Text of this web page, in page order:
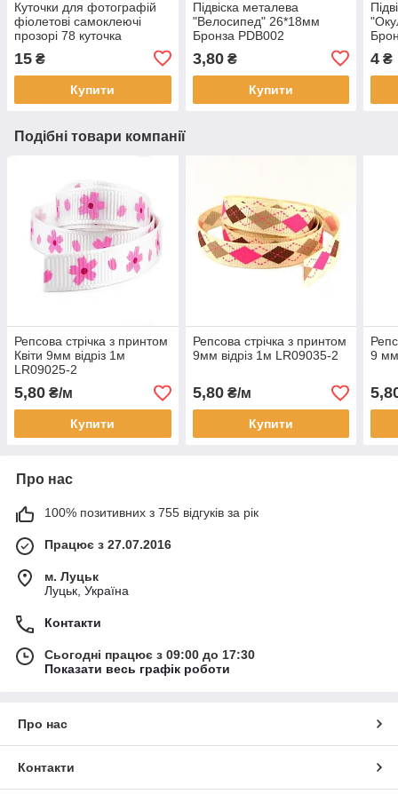
Куточки для фотографій
фіолетові самоклеючі
прозорі 78 куточка
15 ₴
Купити
Підвіска металева
"Велосипед" 26*18мм
Бронза PDB002
3,80₴
Купити
4 ₴
Подібні товари компанії
Репсова стрічка з принтом
Квіти 9мм відріз 1м
LR09025-2
5,80 ₴/м
Купити
Репсова стрічка з принтом
9мм відріз 1м LR09035-2
5,80₴/м
Купити
9 мм
Про нас
100% позитивних з 755 відгуків за рік
Працює з 27.07.2016
м. Луцьк
Луцьк, Україна
Контакти
Сьогодні працює з 09:00 до 17:30
Показати весь графік роботи
Про нас
Контакти